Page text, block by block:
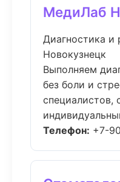
МедиЛаб
Диагностика и
Новокузнецк
Выполняем
без боли и
специалистов,
Телефон: +7-